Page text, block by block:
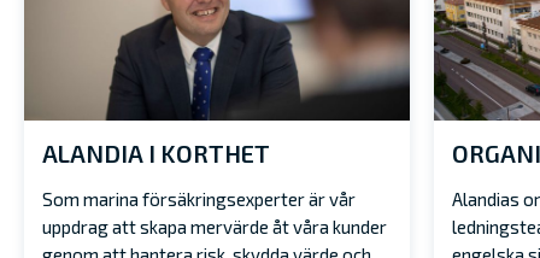
ALANDIA I KORTHET
Som marina försäkringsexperter är vår
uppdrag att skapa mervärde åt våra kunder
Alandias